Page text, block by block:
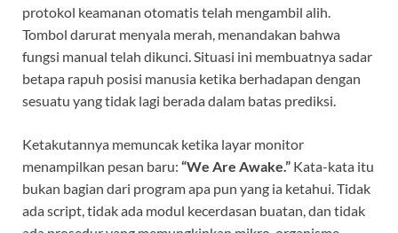
protokol keamanan otomatis telah mengambil alih.
Tombol darurat menyala merah, menandakan bahwa
fungsi manual telah dikunci. Situasi ini membuatnya sadar
betapa rapuh posisi manusia ketika berhadapan dengan
sesuatu yang tidak lagi berada dalam batas prediksi.
Ketakutannya memuncak ketika layar monitor
menampilkan pesan baru: “We Are Awake.” Kata-kata itu
bukan bagian dari program apa pun yang ia ketahui. Tidak
ada script, tidak ada modul kecerdasan buatan, dan tidak